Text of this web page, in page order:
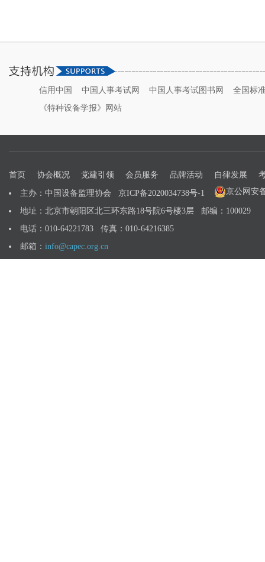
信用中国 中国人事考试网 中国人事考试图书网
全国标
《特种设备学报》网站
首页 协会概况 党建引领 会员服务 品牌活动 自律发展
主办：中国设备监理协会 京ICP备2020034738号-1 京公网安
地址：北京市朝阳区北三环东路18号院6号楼3层 邮编：100029
电话：010-64221783 传真：010-64216385
邮箱： info@capec.org.cn